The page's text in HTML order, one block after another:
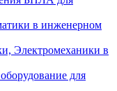
в инженерном
Электромеханики в
для